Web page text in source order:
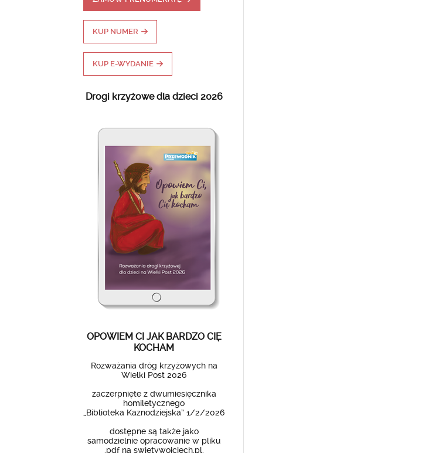
KUP NUMER
KUP E-WYDANIE
Drogi krzyżowe dla dzieci 2026
OPOWIEM CI JAK BARDZO CIĘ
KOCHAM
Rozważania dróg krzyżowych na
Wielki Post 2026
zaczerpnięte z dwumiesięcznika
homiletycznego
„Biblioteka Kaznodziejska” 1/2/2026
dostępne są także jako
samodzielnie opracowanie w pliku
.pdf na swietywojciech.pl.